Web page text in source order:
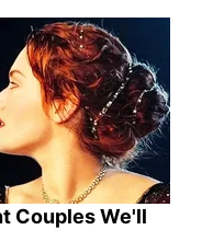
Couples We'll